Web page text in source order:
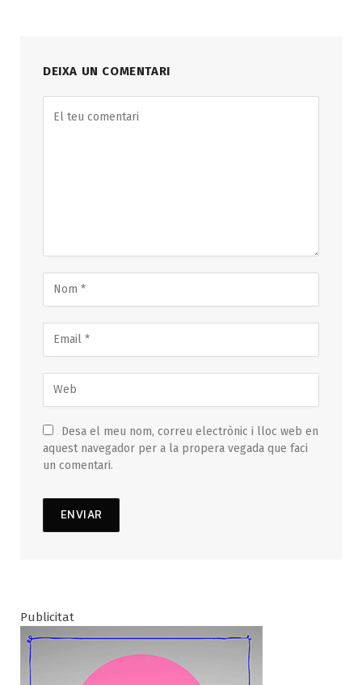
DEIXA UN COMENTARI
Desa el meu nom, correu electrònic i lloc web en
aquest navegador per a la propera vegada que faci
un comentari.
Publicitat